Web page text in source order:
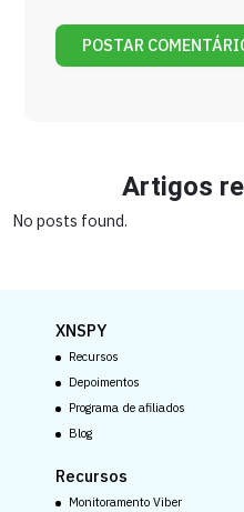
Artigos
No posts found.
XNSPY
Recursos
Depoimentos
Programa de afiliados
Blog
Recursos
Monitoramento Viber